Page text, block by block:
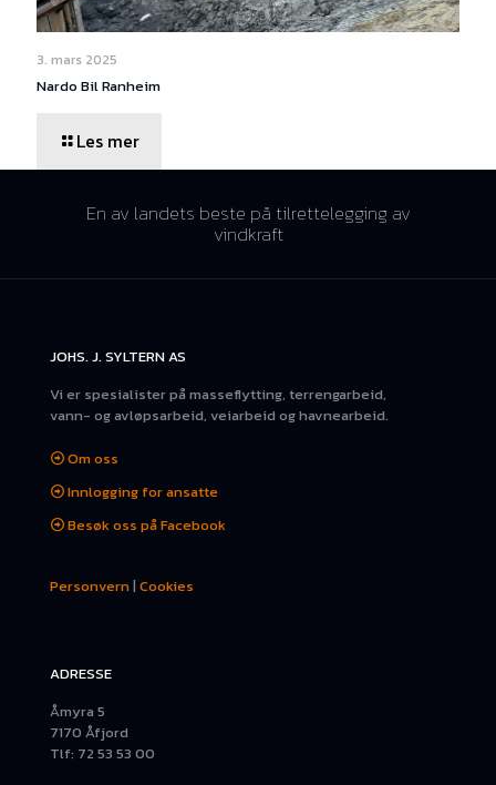
3. mars 2025
Nardo Bil Ranheim
Les mer
En av landets beste på tilrettelegging av
vindkraft
JOHS. J. SYLTERN AS
Vi er spesialister på masseflytting, terrengarbeid,
vann- og avløpsarbeid, veiarbeid og havnearbeid.
Om oss
Innlogging for ansatte
Besøk oss på Facebook
Personvern| Cookies
ADRESSE
Åmyra 5
7170 Åfjord
Tlf: 72 53 53 00